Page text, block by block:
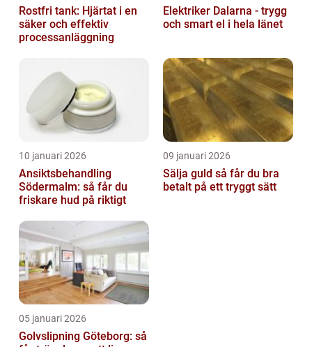
Rostfri tank: Hjärtat i en
säker och effektiv
processanläggning
Elektriker Dalarna - trygg
och smart el i hela länet
10 januari 2026
Ansiktsbehandling
Södermalm: så får du
friskare hud på riktigt
09 januari 2026
Sälja guld så får du bra
betalt på ett tryggt sätt
05 januari 2026
Golvslipning Göteborg: så